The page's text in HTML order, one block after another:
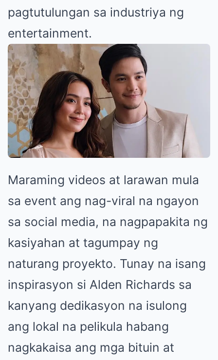
pagtutulungan sa industriya ng
entertainment.
Maraming videos at larawan mula
sa event ang nag-viral na ngayon
sa social media, na nagpapakita ng
kasiyahan at tagumpay ng
naturang proyekto. Tunay na isang
inspirasyon si Alden Richards sa
kanyang dedikasyon na isulong
ang lokal na pelikula habang
nagkakaisa ang mga bituin at